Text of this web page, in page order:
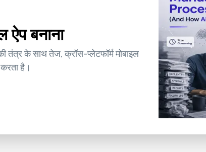
ऐप बनाना
तंत्र के साथ तेज, क्रॉस-प्लेटफॉर्म मोबाइल
है।